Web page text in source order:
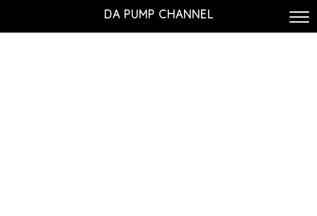
DA PUMP CHANNEL